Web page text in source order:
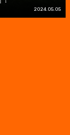
2024.05.05